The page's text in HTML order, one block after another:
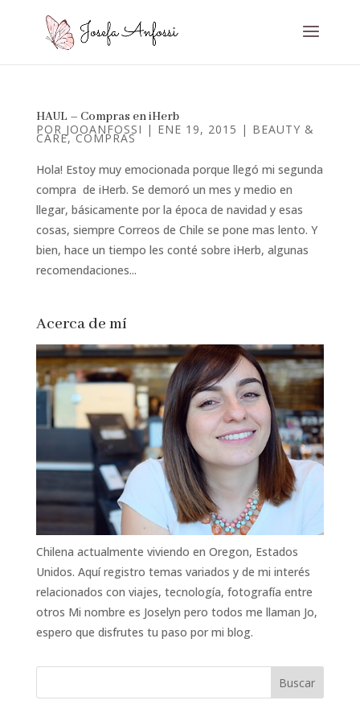
HAUL – Compras en iHerb
POR JOOANFOSSI | ENE 19, 2015 | BEAUTY &
CARE,COMPRAS
Hola! Estoy muy emocionada porque llegó mi segunda
compra de iHerb. Se demoró un mes y medio en
llegar, básicamente por la época de navidad y esas
cosas, siempre Correos de Chile se pone mas lento. Y
bien, hace un tiempo les conté sobre iHerb, algunas
recomendaciones...
Acerca de mí
Chilena actualmente viviendo en Oregon, Estados
Unidos. Aquí registro temas variados y de mi interés
relacionados con viajes, tecnología, fotografía entre
otros Mi nombre es Joselyn pero todos me llaman Jo,
espero que disfrutes tu paso por mi blog.